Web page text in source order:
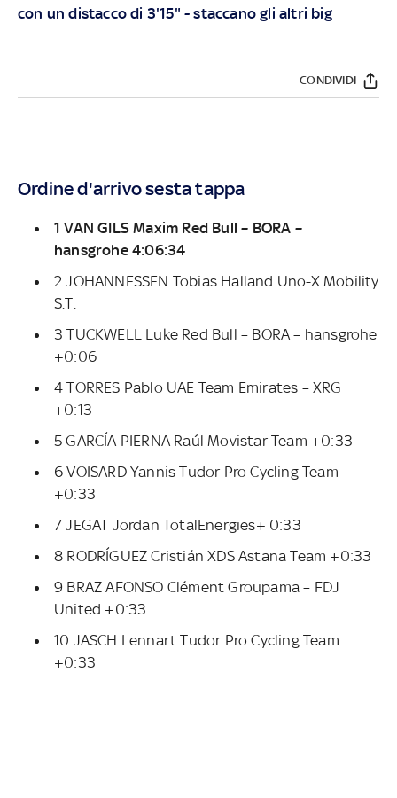
con un distacco di 3'15" - staccano gli altri big
CONDIVIDI
Ordine d'arrivo sesta tappa
1 VAN GILS Maxim Red Bull – BORA –
hansgrohe 4:06:34
2 JOHANNESSEN Tobias Halland Uno-X Mobility
S.T.
3 TUCKWELL Luke Red Bull – BORA – hansgrohe
+0:06
4 TORRES Pablo UAE Team Emirates – XRG
+0:13
5 GARCÍA PIERNA Raúl Movistar Team +0:33
6 VOISARD Yannis Tudor Pro Cycling Team
+0:33
7 JEGAT Jordan TotalEnergies+ 0:33
8 RODRÍGUEZ Cristián XDS Astana Team +0:33
9 BRAZ AFONSO Clément Groupama – FDJ
United +0:33
10 JASCH Lennart Tudor Pro Cycling Team
+0:33